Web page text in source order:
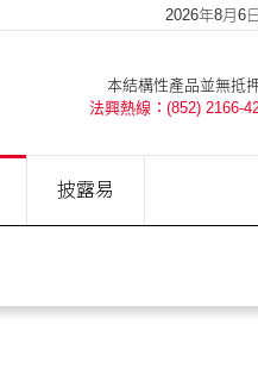
2026年8月6
本結構性產品並無抵
法興熱線：(852) 2166-
披露易